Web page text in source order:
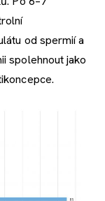
od spermií a
spolehnout jako